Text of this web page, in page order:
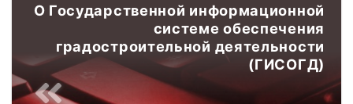
О Государственной информационной
системе обеспечения
градостроительной деятельности
(ГИСОГД)